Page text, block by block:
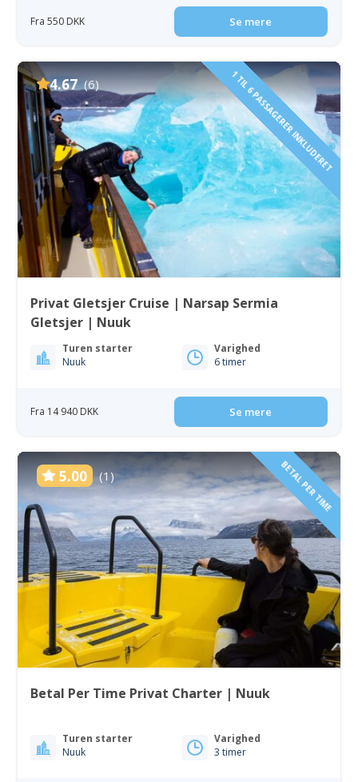
Fra 550 DKK Se mere
4.67 (6) 1 TIL 6 PASSAGERER INKLUDERET
Privat Gletsjer Cruise | Narsap Sermia
Gletsjer | Nuuk
Turen starter
Nuuk
Varighed
6 timer
Fra 14 940 DKK Se mere
5.00 (1) BETAL PER TIME
Betal Per Time Privat Charter | Nuuk
Turen starter
Nuuk
Varighed
3 timer